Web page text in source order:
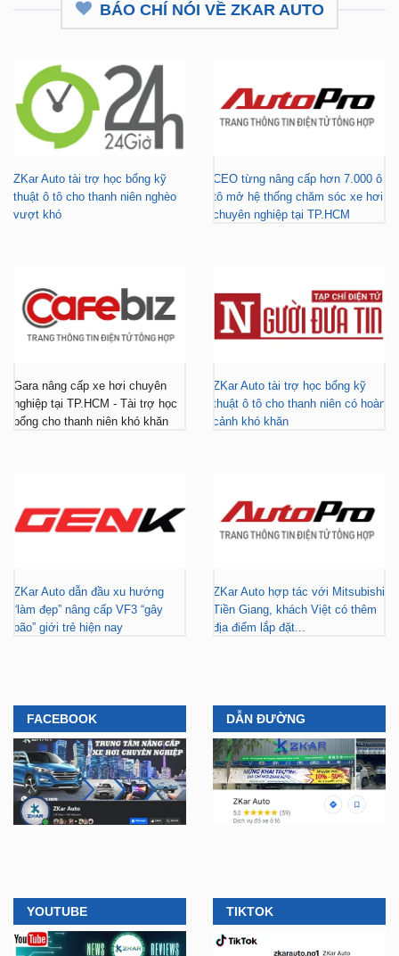
BÁO CHÍ NÓI VỀ ZKAR AUTO
ZKar Auto tài trợ học bổng kỹ
thuật ô tô cho thanh niên nghèo
vượt khó
CEO từng nâng cấp hơn 7.000 ô
tô mở hệ thống chăm sóc xe hơi
chuyên nghiệp tại TP.HCM
Gara nâng cấp xe hơi chuyên
nghiệp tại TP.HCM - Tài trợ học
bổng cho thanh niên khó khăn
ZKar Auto tài trợ học bổng kỹ
thuật ô tô cho thanh niên có hoàn
cảnh khó khăn
ZKar Auto dẫn đầu xu hướng
“làm đẹp” nâng cấp VF3 “gây
bão” giới trẻ hiện nay
ZKar Auto hợp tác với Mitsubishi
Tiền Giang, khách Việt có thêm
địa điểm lắp đặt...
FACEBOOK DẪN ĐƯỜNG
YOUTUBE TIKTOK